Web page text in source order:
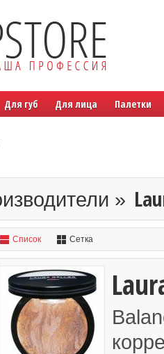
Для губ Для лица Палетки
»
Список Сетка